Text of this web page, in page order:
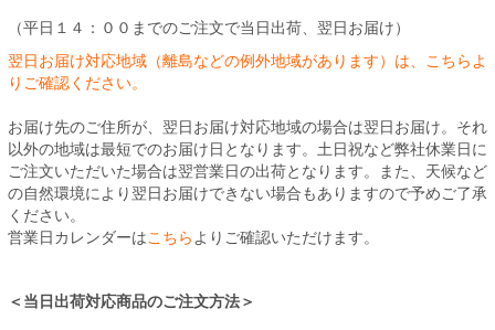
（平日１４：００までのご注文で当日出荷、翌日お届け）
翌日お届け対応地域（離島などの例外地域があります）は、こちらよ
りご確認ください。
お届け先のご住所が、翌日お届け対応地域の場合は翌日お届け。それ
以外の地域は最短でのお届け日となります。土日祝など弊社休業日に
ご注文いただいた場合は翌営業日の出荷となります。また、天候など
の自然環境により翌日お届けできない場合もありますので予めご了承
ください。
営業日カレンダーはこちらよりご確認いただけます。
＜当日出荷対応商品のご注文方法＞